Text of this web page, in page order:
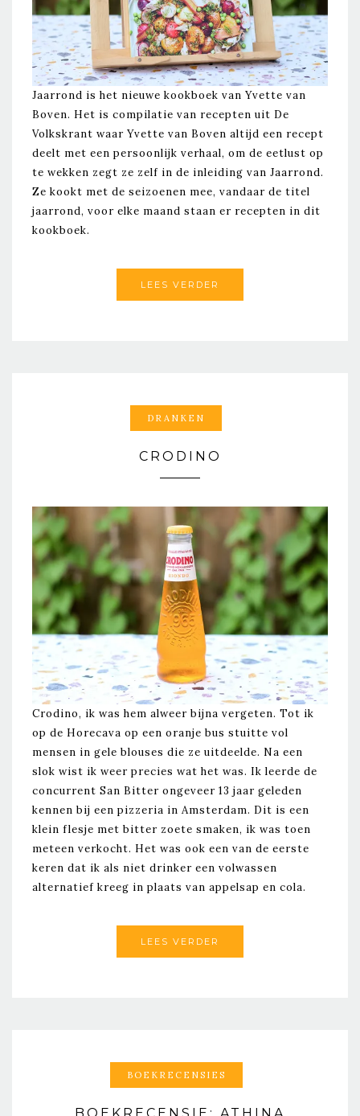
Jaarrond is het nieuwe kookboek van Yvette van
Boven. Het is compilatie van recepten uit De
Volkskrant waar Yvette van Boven altijd een recept
deelt met een persoonlijk verhaal, om de eetlust op
te wekken zegt ze zelf in de inleiding van Jaarrond.
Ze kookt met de seizoenen mee, vandaar de titel
jaarrond, voor elke maand staan er recepten in dit
kookboek.
LEES VERDER
DRANKEN
CRODINO
Crodino, ik was hem alweer bijna vergeten. Tot ik
op de Horecava op een oranje bus stuitte vol
mensen in gele blouses die ze uitdeelde. Na een
slok wist ik weer precies wat het was. Ik leerde de
concurrent San Bitter ongeveer 13 jaar geleden
kennen bij een pizzeria in Amsterdam. Dit is een
klein flesje met bitter zoete smaken, ik was toen
meteen verkocht. Het was ook een van de eerste
keren dat ik als niet drinker een volwassen
alternatief kreeg in plaats van appelsap en cola.
LEES VERDER
BOEKRECENSIES
BOEKRECENSIE: ATHINA